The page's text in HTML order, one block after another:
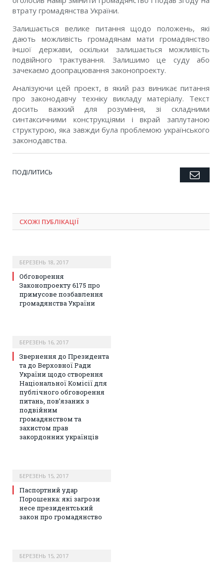
втрату громадянства України.
Залишається велике питання щодо положень, які
дають можливість громадянам мати громадянство
іншої держави, оскільки залишається можливість
подвійного трактування. Залишимо це суду або
зачекаємо доопрацювання законопроекту.
Аналізуючи цей проект, в який раз виникає питання
про законодавчу техніку викладу матеріалу. Текст
досить важкий для розуміння, зі складними
синтаксичними конструкціями і вкрай заплутаною
структурою, яка завжди була проблемою українського
законодавства.
ПОДІЛИТИСЬ Twitter
Facebook
Google+
Pinterest
LinkedIn
Tumblr
СХОЖІ ПУБЛІКАЦІЇ
БЕРЕЗЕНЬ 18, 2017
Обговорення
Законопроекту 6175 про
примусове позбавлення
громадянства України
БЕРЕЗЕНЬ 16, 2017
Звернення до Президента
та до Верховної Ради
України щодо створення
Національної Комісії для
публічного обговорення
питань, пов’язаних з
подвійним
громадянством та
захистом прав
закордонних українців
БЕРЕЗЕНЬ 15, 2017
Паспортний удар
Порошенка: які загрози
несе президентський
закон про громадянство
БЕРЕЗЕНЬ 15, 2017